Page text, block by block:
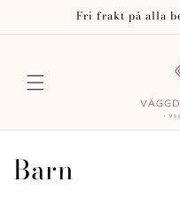
Fri frakt på alla
P
Barn